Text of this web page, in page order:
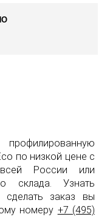
по низкой цене с
России или
склада. Узнать
заказ вы
номеру +7 (495)